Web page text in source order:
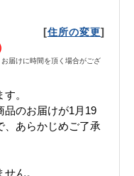
[住所の変更]
届けに時間を頂く場合がござ
。
のお届けが1月19
、あらかじめご了承
ん。